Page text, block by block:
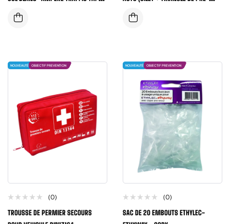
SERIE 1, 50MM X33 METRES
SIGNALISATION)
NOUVEAUTÉ OBJECTIF PREVENTION
(0)
TROUSSE DE PERMIER SECOURS
NOUVEAUTÉ OBJECTIF PREVENTION
(0)
SAC DE 20 EMBOUTS ETHYLEC-